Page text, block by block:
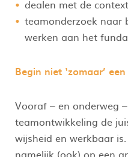
dealen met de
teamonderzoek naar
werken aan het
Begin niet ‘zomaar’
Vooraf – en onderweg
teamontwikkeling de
wijsheid en werkbaar
namelijk (ook) op een